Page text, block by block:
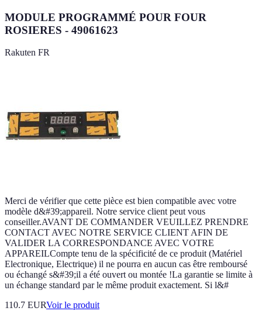
MODULE PROGRAMMÉ POUR FOUR
ROSIERES - 49061623
Rakuten FR
Merci de vérifier que cette pièce est bien compatible avec votre
modèle d&#39;appareil. Notre service client peut vous
conseiller.AVANT DE COMMANDER VEUILLEZ PRENDRE
CONTACT AVEC NOTRE SERVICE CLIENT AFIN DE
VALIDER LA CORRESPONDANCE AVEC VOTRE
APPAREILCompte tenu de la spécificité de ce produit (Matériel
Electronique, Electrique) il ne pourra en aucun cas être remboursé
ou échangé s&#39;il a été ouvert ou montée !La garantie se limite à
un échange standard par le même produit exactement. Si l&#
110.7 EURVoir le produit